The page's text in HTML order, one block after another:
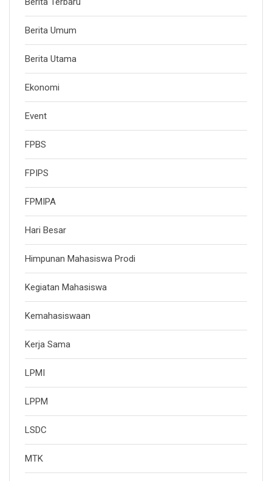
Berita Umum
Berita Utama
Ekonomi
Event
FPBS
FPIPS
FPMIPA
Hari Besar
Himpunan Mahasiswa Prodi
Kegiatan Mahasiswa
Kemahasiswaan
Kerja Sama
LPMI
LPPM
LSDC
MTK